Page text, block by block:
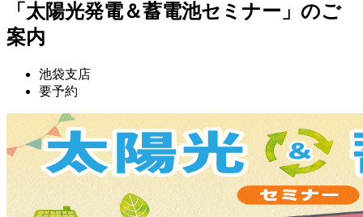
「太陽光発電＆蓄電池セミナー」のご
案内
池袋支店
要予約